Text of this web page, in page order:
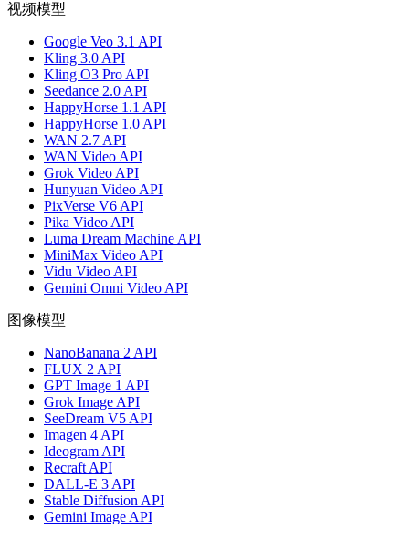
视频模型
Google Veo 3.1 API
Kling 3.0 API
Kling O3 Pro API
Seedance 2.0 API
HappyHorse 1.1 API
HappyHorse 1.0 API
WAN 2.7 API
WAN Video API
Grok Video API
Hunyuan Video API
PixVerse V6 API
Pika Video API
Luma Dream Machine API
MiniMax Video API
Vidu Video API
Gemini Omni Video API
图像模型
NanoBanana 2 API
FLUX 2 API
GPT Image 1 API
Grok Image API
SeeDream V5 API
Imagen 4 API
Ideogram API
Recraft API
DALL-E 3 API
Stable Diffusion API
Gemini Image API